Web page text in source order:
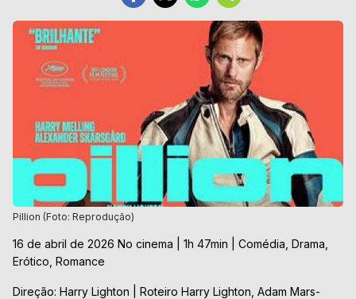
Pillion (Foto: Reprodução)
16 de abril de 2026 No cinema | 1h 47min | Comédia, Drama,
Erótico, Romance
Direção: Harry Lighton | Roteiro Harry Lighton, Adam Mars-